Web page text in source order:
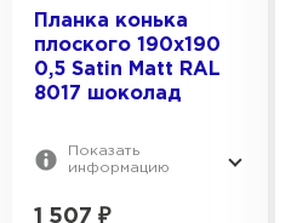
Планка конька
плоского 190х190
0,5 Satin Мatt RAL
8017 шоколад
Показать
информацию
1 507 ₽